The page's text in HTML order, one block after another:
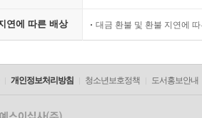
연에 따른 배상 대금 환불 및 환불 지연에
개인정보처리방침 청소년보호정책 도서홍보안내